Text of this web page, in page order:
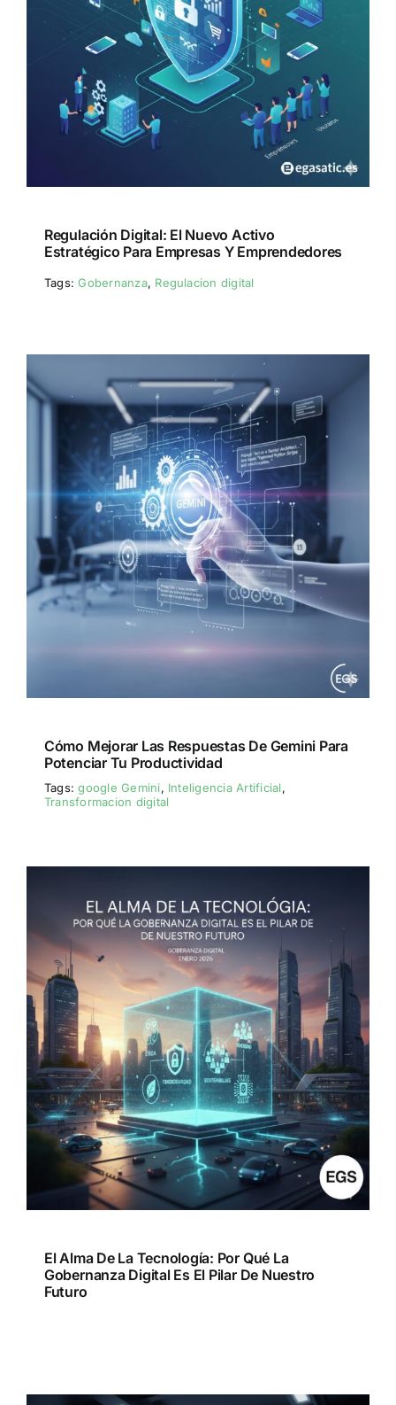
Regulación Digital: El Nuevo Activo
Estratégico Para Empresas Y Emprendedores
Tags:Gobernanza, Regulacion digital
Cómo Mejorar Las Respuestas De Gemini Para
Potenciar Tu Productividad
Tags:google Gemini, Inteligencia Artificial,
Transformacion digital
El Alma De La Tecnología: Por Qué La
Gobernanza Digital Es El Pilar De Nuestro
Futuro